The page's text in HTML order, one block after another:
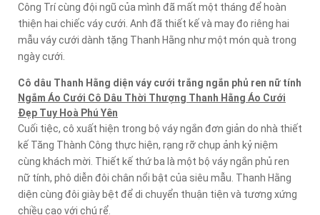
Công Trí cùng đội ngũ của mình đã mất một tháng để hoàn
thiện hai chiếc váy cưới. Anh đã thiết kế và may đo riêng hai
mẫu váy cưới dành tặng Thanh Hằng như một món quà trong
ngày cưới.
Cô dâu Thanh Hằng diện váy cưới trắng ngắn phủ ren nữ tính
Ngắm Áo Cưới Cô Dâu Thời Thượng Thanh Hằng Áo Cưới
Đẹp Tuy Hoà Phú Yên
Cuối tiệc, cô xuất hiện trong bộ váy ngắn đơn giản do nhà thiết
kế Tăng Thành Công thực hiện, rạng rỡ chụp ảnh kỷ niệm
cùng khách mời. Thiết kế thứ ba là một bộ váy ngắn phủ ren
nữ tính, phô diễn đôi chân nổi bật của siêu mẫu. Thanh Hằng
diện cùng đôi giày bệt để di chuyển thuận tiện và tương xứng
chiều cao với chú rể.